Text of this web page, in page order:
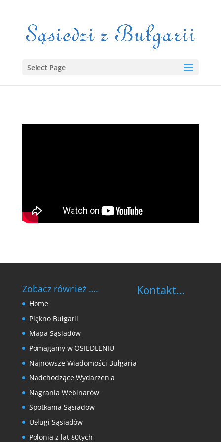
Select Page
Zobacz również ….
Home
Piękno Bułgarii
Mapa Sąsiadów
Pomagamy w OSIEDLENIU
Najnowsze Wiadomości Bułgaria
Nadchodzące Wydarzenia
Nagrania Webinarów
Spotkania Sąsiadów
Usługi Sąsiadów
Polonia z lat 80tych
Kontakt...